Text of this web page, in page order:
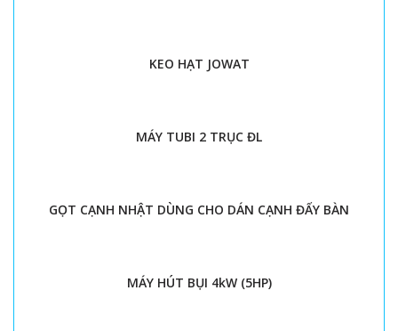
KEO HẠT JOWAT
MÁY TUBI 2 TRỤC ĐL
GỌT CẠNH NHẬT DÙNG CHO DÁN CẠNH ĐẨY BÀN
MÁY HÚT BỤI 4kW (5HP)